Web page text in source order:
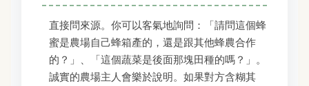
直接問來源。你可以客氣地詢問：「請問這個蜂
蜜是農場自己蜂箱產的，還是跟其他蜂農合作
的？」、「這個蔬菜是後面那塊田種的嗎？」。
誠實的農場主人會樂於說明。如果對方含糊其